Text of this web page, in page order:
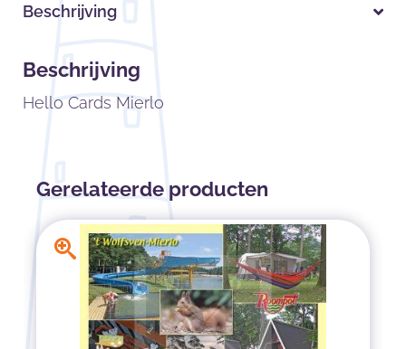
Beschrijving
Beschrijving
Hello Cards Mierlo
Gerelateerde producten